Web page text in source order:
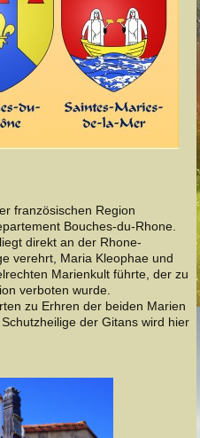
französischen Region
Bouches-du-Rhone.
direkt an der Rhone-
verehrt, Maria Kleophae und
Marienkult führte, der zu
verboten wurde.
zu Erhren der beiden Marien
der Gitans wird hier